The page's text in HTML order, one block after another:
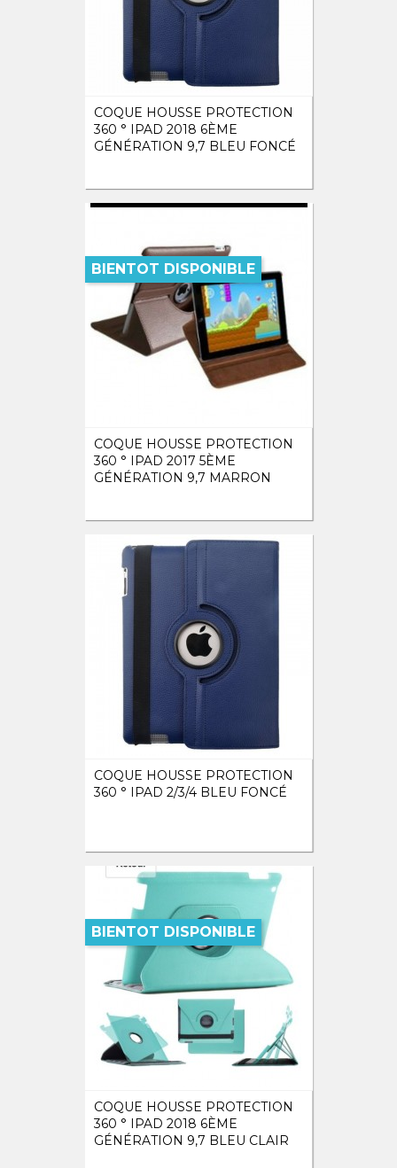
COQUE HOUSSE PROTECTION
360 ° IPAD 2018 6ÈME
GÉNÉRATION 9,7 BLEU FONCÉ
COQUE HOUSSE PROTECTION
360 ° IPAD 2017 5ÈME
GÉNÉRATION 9,7 MARRON
BIENTOT DISPONIBLE
COQUE HOUSSE PROTECTION
360 ° IPAD 2/3/4 BLEU FONCÉ
COQUE HOUSSE PROTECTION
360 ° IPAD 2018 6ÈME
GÉNÉRATION 9,7 BLEU CLAIR
BIENTOT DISPONIBLE